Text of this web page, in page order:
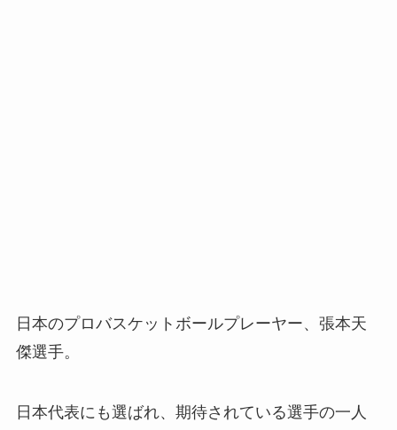
日本のプロバスケットボールプレーヤー、張本天
傑選手。
日本代表にも選ばれ、期待されている選手の一人